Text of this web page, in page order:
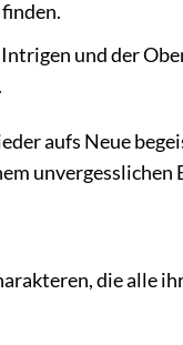
und der
aufs Neue
unvergesslichen
die alle